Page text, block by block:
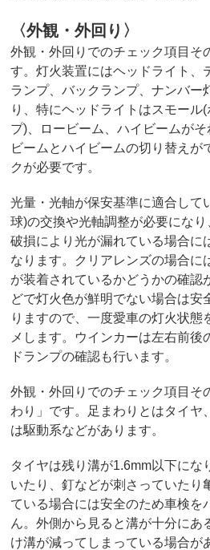
〈外観・外回り〉
外観・外回りでのチェック項目そ
す。灯火装置にはヘッドライト、
ランプ、バックランプ、ナンバー
り、特にヘッドライトはスモール
プ)、ロービーム、ハイビームが
ビームとハイビームの切り替えが
クが必要です。
光量・光軸が保安基準に適合して
球)の交換や光軸調整が必要にな
破損により光が漏れている場合に
なります。クリアレンズの場合に
が装着されているかどうかの確認
どで灯火色が鮮明でない場合は安
りますので、一度愛車の灯火状態
メします。ウインカーは左右前後
ドランプの確認も行います。
外観・外回りでのチェック項目そ
わり」です。足まわりとはタイヤ
は駆動系などがあります。
タイヤは残り溝が1.6mm以下にな
いたり、釘などが刺さっていたり
ている場合には安全のため車検を
ん。外側から見ると溝が十分にあ
け溝が減ってしまっている場合が